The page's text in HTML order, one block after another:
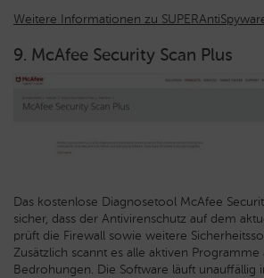
Weitere Informationen zu
9. McAfee Security Scan Plus
Das kostenlose Diagnosetool McAfee
sicher, dass der Antivirenschutz auf dem
prüft die Firewall sowie weitere
Zusätzlich scannt es alle aktiven
Bedrohungen. Die Software läuft unauffällig